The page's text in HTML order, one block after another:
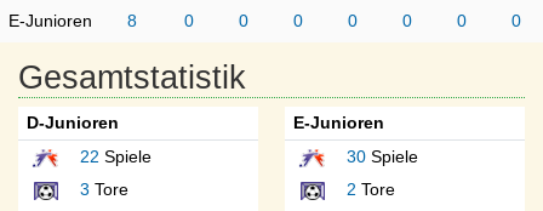
E-Junioren 8 0 0 0 0 0 0 0
Gesamtstatistik
D-Junioren
22 Spiele
3 Tore
E-Junioren
30Spiele
2 Tore